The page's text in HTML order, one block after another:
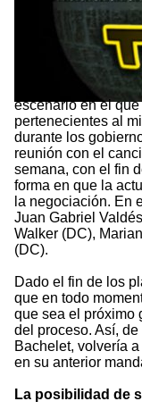
escenario en el
pertenecientes al
durante los
reunión con el
semana, con el fin
forma en que la
la negociación. En
Juan Gabriel
Walker (DC),
(DC).
Dado el fin de los
que en todo
que sea el próximo
del proceso. Así,
Bachelet, volvería
en su anterior
La posibilidad de